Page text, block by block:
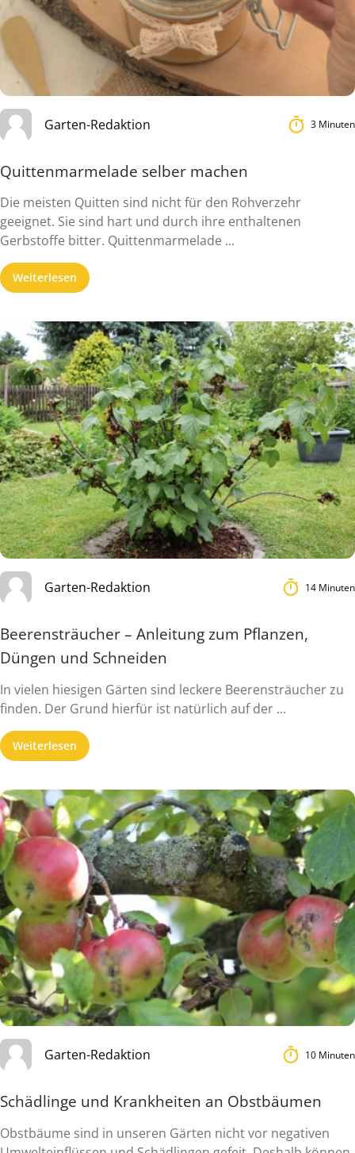
Garten-Redaktion 3 Minuten
Quittenmarmelade selber machen
Die meisten Quitten sind nicht für den Rohverzehr
geeignet. Sie sind hart und durch ihre enthaltenen
Gerbstoffe bitter. Quittenmarmelade ...
Weiterlesen
Garten-Redaktion 14 Minuten
Beerensträucher – Anleitung zum Pflanzen,
Düngen und Schneiden
In vielen hiesigen Gärten sind leckere Beerensträucher zu
finden. Der Grund hierfür ist natürlich auf der ...
Weiterlesen
Garten-Redaktion 10 Minuten
Schädlinge und Krankheiten an Obstbäumen
Obstbäume sind in unseren Gärten nicht vor negativen